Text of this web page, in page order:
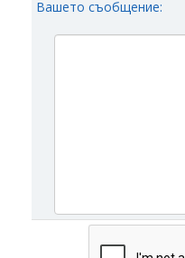
Вашето съобщение: